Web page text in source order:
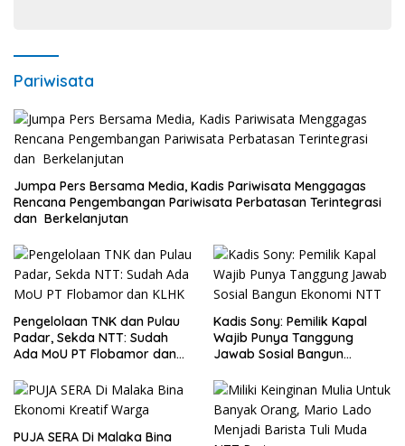
Pariwisata
Jumpa Pers Bersama Media, Kadis Pariwisata Menggagas
Rencana Pengembangan Pariwisata Perbatasan Terintegrasi
dan Berkelanjutan
Pengelolaan TNK dan Pulau
Padar, Sekda NTT: Sudah
Ada MoU PT Flobamor dan
Kadis Sony: Pemilik Kapal
Wajib Punya Tanggung
Jawab Sosial Bangun
PUJA SERA Di Malaka Bina